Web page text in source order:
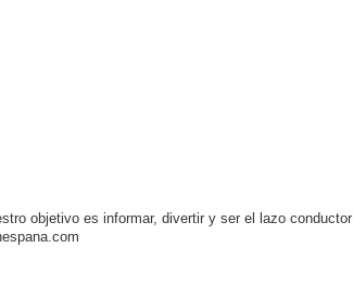
objetivo es informar, divertir y ser el lazo conductor